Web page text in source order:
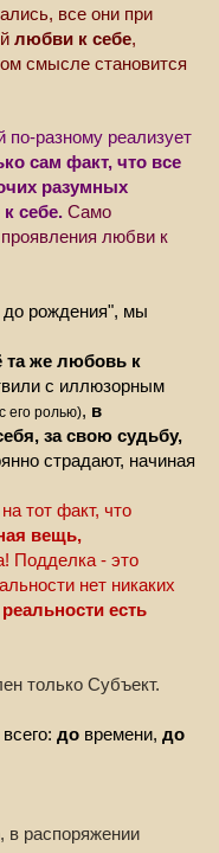
все они при
любви к себе,
смысле становится
разному реализует
сам факт, что все
разумных
себе. Само
любви к
до рождения", мы
та же любовь к
с иллюзорным
его ролью), в
за свою судьбу,
страдают, начиная
тот факт, что
вещь,
Подделка - это
нет никаких
есть
только Субъект.
до времени, до
в распоряжении